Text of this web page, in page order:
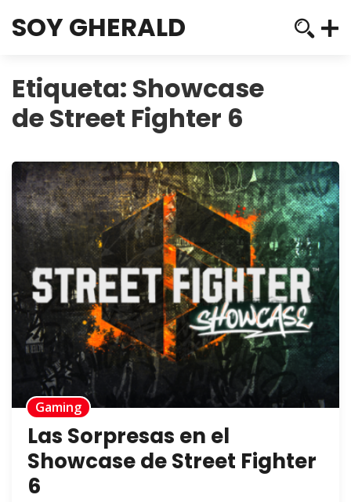
SOY GHERALD
Etiqueta: Showcase
de Street Fighter 6
Gaming
Las Sorpresas en el
Showcase de Street Fighter
6